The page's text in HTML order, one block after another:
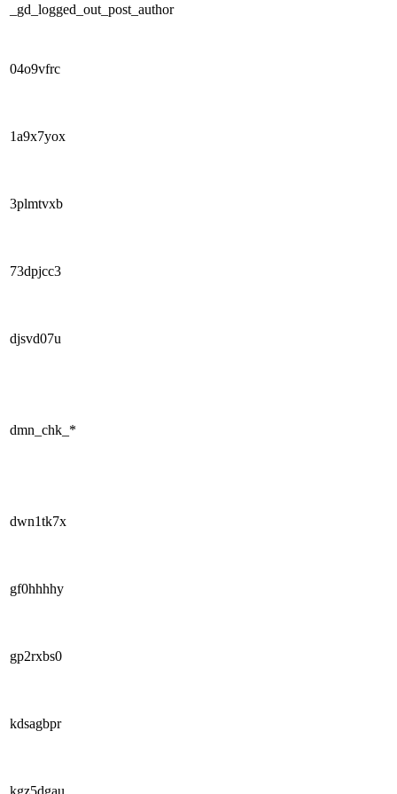
_gd_logged_out_post_author
04o9vfrc
1a9x7yox
3plmtvxb
73dpjcc3
djsvd07u
dmn_chk_*
dwn1tk7x
gf0hhhhy
gp2rxbs0
kdsagbpr
kgz5dgau